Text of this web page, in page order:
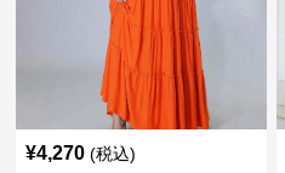
¥4,270 (税込)